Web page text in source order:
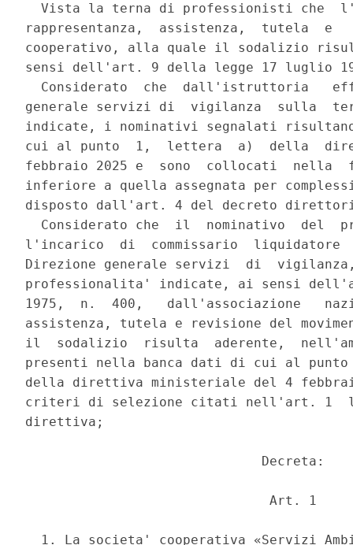
Vista la terna di professionisti che
rappresentanza,  assistenza,  tutela  e
cooperativo, alla quale il sodalizio
sensi dell'art. 9 della legge 17 luglio
Considerato  che  dall'istruttoria
generale servizi di  vigilanza  sulla
indicate, i nominativi segnalati
cui al punto  1,  lettera  a)  della
febbraio 2025 e  sono  collocati  nella
inferiore a quella assegnata per
disposto dall'art. 4 del decreto
Considerato che  il  nominativo  del
l'incarico  di  commissario
Direzione generale servizi  di
professionalita' indicate, ai sensi
1975,  n.  400,   dall'associazione
assistenza, tutela e revisione del
il  sodalizio  risulta  aderente,
presenti nella banca dati di cui al
della direttiva ministeriale del 4
criteri di selezione citati nell'art. 1
direttiva;
                              Decreta:
                               Art. 1
1. La societa' cooperativa «Servizi